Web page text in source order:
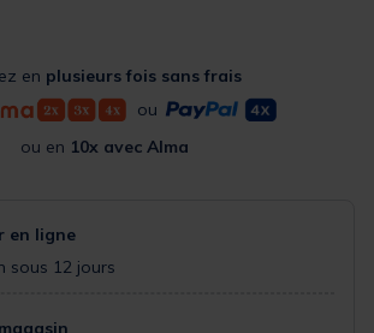
en plusieurs fois sans frais
ou
ou en 10x avec Alma
en ligne
sous 12 jours